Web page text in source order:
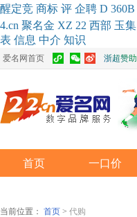
醒定竞 商标 评 企聘 D 360B
4.cn 聚名金 XZ 22 西部 玉集
表 信息 中介 知识